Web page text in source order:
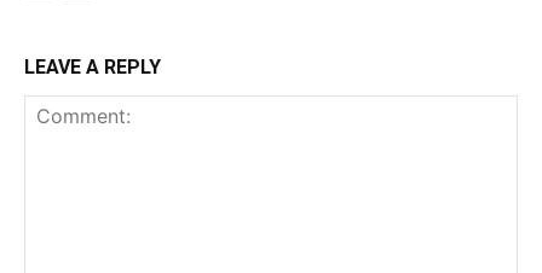
LEAVE A REPLY